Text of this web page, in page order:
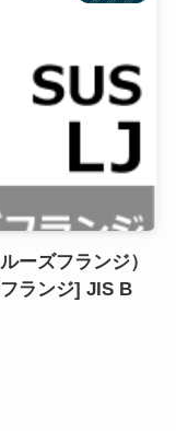
ーズフランジ）
ランジ] JIS B